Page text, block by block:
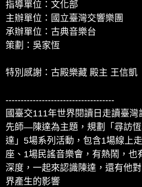
指導單位：文化部
主辦單位：國立臺灣交響樂團
承辦單位：古典音樂台
策劃：吳家恆
特別感謝：古殿樂藏 殿主 王信凱
------------------------------------
國臺交111年世界閱讀日走讀臺
先師—陳達為主題，規劃「尋訪
達」5場系列活動，包含1場線上
座、1場民謠音樂會，有熱鬧，也
深度，一起來認識陳達，還有他
界產生的影響